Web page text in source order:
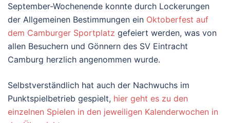
September-Wochenende konnte durch Lockerungen
der Allgemeinen Bestimmungen ein Oktoberfest auf
dem Camburger Sportplatz gefeiert werden, was von
allen Besuchern und Gönnern des SV Eintracht
Camburg herzlich angenommen wurde.
Selbstverständlich hat auch der Nachwuchs im
Punktspielbetrieb gespielt, hier geht es zu den
einzelnen Spielen in den jeweiligen Kalenderwochen in